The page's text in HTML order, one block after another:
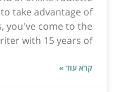
take advantage of
you've come to the
with 15 years of...
קרא עוד »